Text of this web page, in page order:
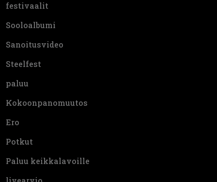
festivaalit
Sooloalbumi
Sanoitusvideo
Steelfest
paluu
Kokoonpanomuutos
Ero
Potkut
Paluu keikkalavoille